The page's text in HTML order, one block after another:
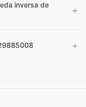
inversa de
+
+